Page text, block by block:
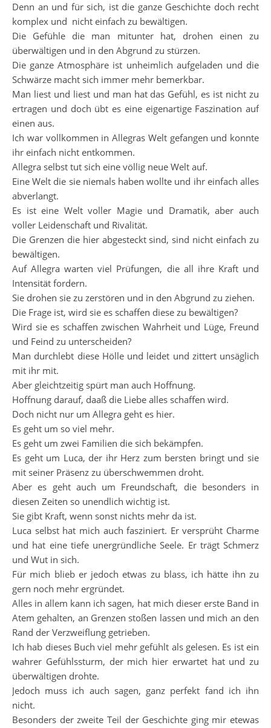
Denn an und für sich, ist die ganze Geschichte doch recht
komplex und nicht einfach zu bewältigen.
Die Gefühle die man mitunter hat, drohen einen zu
überwältigen und in den Abgrund zu stürzen.
Die ganze Atmosphäre ist unheimlich aufgeladen und die
Schwärze macht sich immer mehr bemerkbar.
Man liest und liest und man hat das Gefühl, es ist nicht zu
ertragen und doch übt es eine eigenartige Faszination auf
einen aus.
Ich war vollkommen in Allegras Welt gefangen und konnte
ihr einfach nicht entkommen.
Allegra selbst tut sich eine völlig neue Welt auf.
Eine Welt die sie niemals haben wollte und ihr einfach alles
abverlangt.
Es ist eine Welt voller Magie und Dramatik, aber auch
voller Leidenschaft und Rivalität.
Die Grenzen die hier abgesteckt sind, sind nicht einfach zu
bewältigen.
Auf Allegra warten viel Prüfungen, die all ihre Kraft und
Intensität fordern.
Sie drohen sie zu zerstören und in den Abgrund zu ziehen.
Die Frage ist, wird sie es schaffen diese zu bewältigen?
Wird sie es schaffen zwischen Wahrheit und Lüge, Freund
und Feind zu unterscheiden?
Man durchlebt diese Hölle und leidet und zittert unsäglich
mit ihr mit.
Aber gleichtzeitig spürt man auch Hoffnung.
Hoffnung darauf, daaß die Liebe alles schaffen wird.
Doch nicht nur um Allegra geht es hier.
Es geht um so viel mehr.
Es geht um zwei Familien die sich bekämpfen.
Es geht um Luca, der ihr Herz zum bersten bringt und sie
mit seiner Präsenz zu überschwemmen droht.
Aber es geht auch um Freundschaft, die besonders in
diesen Zeiten so unendlich wichtig ist.
Sie gibt Kraft, wenn sonst nichts mehr da ist.
Luca selbst hat mich auch fasziniert. Er versprüht Charme
und hat eine tiefe unergründliche Seele. Er trägt Schmerz
und Wut in sich.
Für mich blieb er jedoch etwas zu blass, ich hätte ihn zu
gern noch mehr ergründet.
Alles in allem kann ich sagen, hat mich dieser erste Band in
Atem gehalten, an Grenzen stoßen lassen und mich an den
Rand der Verzweiflung getrieben.
Ich hab dieses Buch viel mehr gefühlt als gelesen. Es ist ein
wahrer Gefühlssturm, der mich hier erwartet hat und zu
überwältigen drohte.
Jedoch muss ich auch sagen, ganz perfekt fand ich ihn
nicht.
Besonders der zweite Teil der Geschichte ging mir etewas